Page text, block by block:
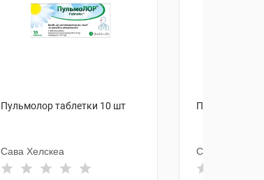
Пульмолор таблетки 10 шт
Сава Хелскеа
Пульмолор
Сава Хелскеа